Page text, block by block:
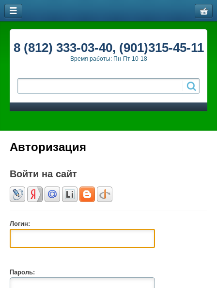
8 (812) 333-03-40, (901)315-45-11
Время работы: Пн-Пт 10-18
Авторизация
Войти на сайт
Логин:
Пароль: